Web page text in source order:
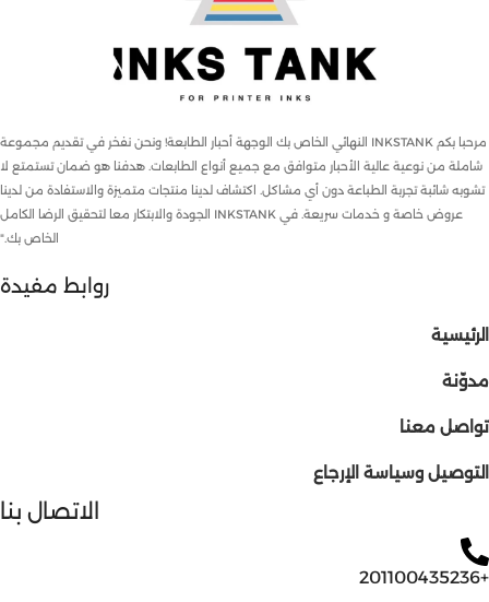
مرحبا بكم INKSTANK النهائي الخاص بك الوجهة أحبار الطابعة! ونحن نفخر في تقديم مجموعة
شاملة من نوعية عالية الأحبار متوافق مع جميع أنواع الطابعات. هدفنا هو ضمان تستمتع لا
تشوبه شائبة تجربة الطباعة دون أي مشاكل. اكتشاف لدينا منتجات متميزة والاستفادة من لدينا
عروض خاصة و خدمات سريعة. في INKSTANK الجودة والابتكار معا لتحقيق الرضا الكامل
الخاص بك."
روابط مفيدة
الرئيسية
مدوّنة
تواصل معنا
التوصيل وسياسة الإرجاع
الاتصال بنا
+201100435236